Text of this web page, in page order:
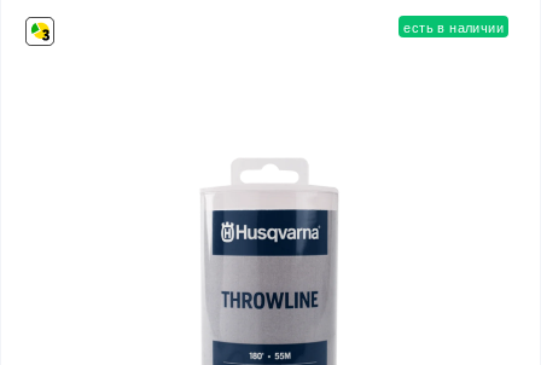
есть в наличии